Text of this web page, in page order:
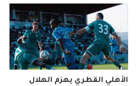
الأهلي القطري يهزم الهلال